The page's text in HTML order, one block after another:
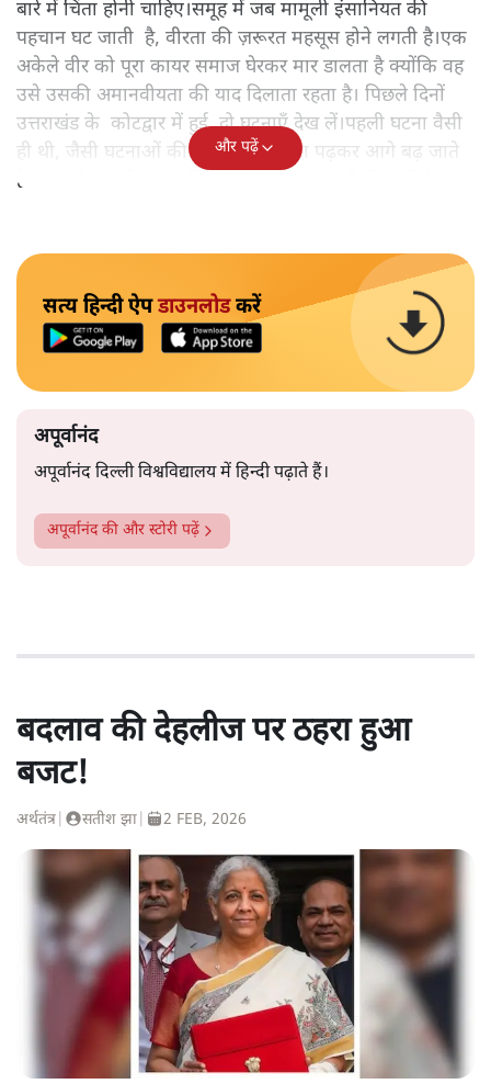
बारे में चिंता होनी चाहिए।समूह में जब मामूली इंसानियत की
पहचान घट जाती है, वीरता की ज़रूरत महसूस होने लगती है।एक
अकेले वीर को पूरा कायर समाज घेरकर मार डालता है क्योंकि वह
उसे उसकी अमानवीयता की याद दिलाता रहता है। पिछले दिनों
उत्तराखंड के कोटद्वार में हुई दो घटनाएँ देख लें।पहली घटना वैसी
ही थी, जैसी घटनाओं की खबर हम रोज़ाना पढ़कर आगे बढ़ जाते
हैं।भारत के तक़रीबन हर हिस्से से ऐसी खबर आती ही रहती है।
और पढ़ें
सत्य हिन्दी ऐपडाउनलोडकरें
अपूर्वानंद
अपूर्वानंद दिल्ली विश्वविद्यालय में हिन्दी पढ़ाते हैं।
अपूर्वानंदकी और स्टोरी पढ़ें
बदलाव की देहलीज पर ठहरा हुआ
बजट!
अर्थतंत्र सतीश झा 2 FEB, 2026